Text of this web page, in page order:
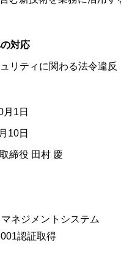
対応
リティに関わる法令違
1日
10日
締役 田村 慶
ネジメントシステム
認証取得